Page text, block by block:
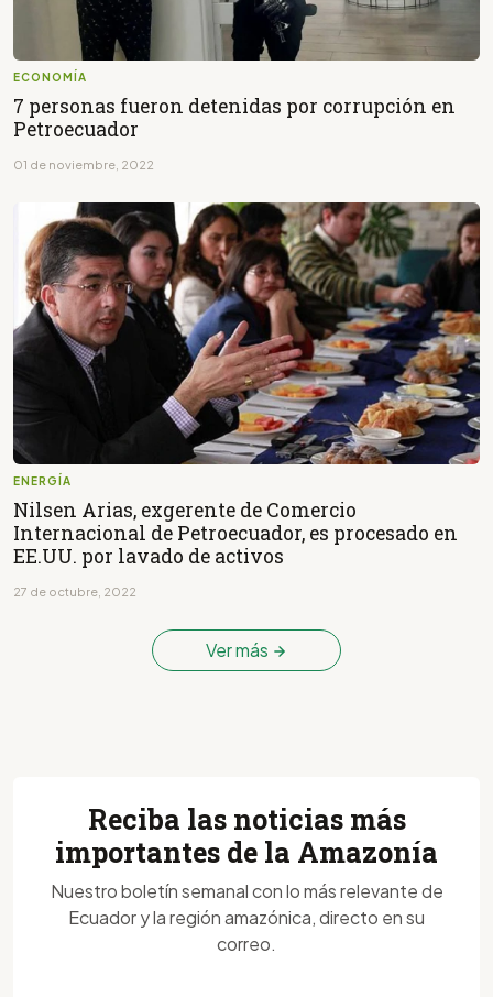
ECONOMÍA
7 personas fueron detenidas por corrupción en
Petroecuador
01 de noviembre, 2022
ENERGÍA
Nilsen Arias, exgerente de Comercio
Internacional de Petroecuador, es procesado en
EE.UU. por lavado de activos
27 de octubre, 2022
Ver más
Reciba las noticias más
importantes de la Amazonía
Nuestro boletín semanal con lo más relevante de
Ecuador y la región amazónica, directo en su
correo.